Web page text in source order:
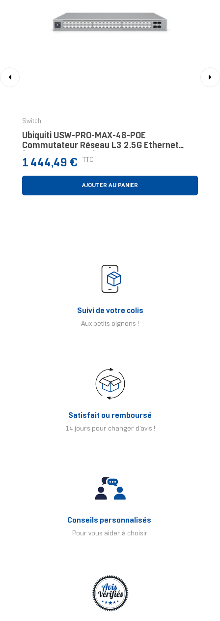
Switch
Ubiquiti USW-PRO-MAX-48-POE
Commutateur Réseau L3 2.5G Ethernet
(100/1000/2500) Connexion Ethernet,
Supportant L'alimentation Vi
Prix
1 444,49 € TTC
AJOUTER AU PANIER
Suivi de votre colis
Aux petits oignons !
Satisfait ou remboursé
14 jours pour changer d'avis !
Conseils personnalisés
Pour vous aider à choisir